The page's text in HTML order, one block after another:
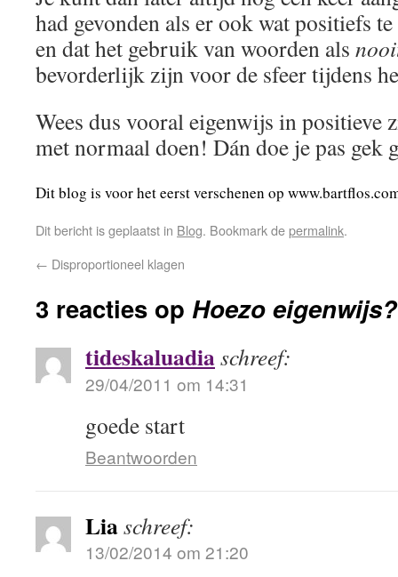
had gevonden als er ook wat positiefs
en dat het gebruik van woorden als
bevorderlijk zijn voor de sfeer tijdens
Wees dus vooral eigenwijs in positieve
met normaal doen! Dán doe je pas gek
Dit blog is voor het eerst verschenen op
Dit bericht is geplaatst in Blog. Bookmark depermalink.
← Disproportioneel klagen
3 reacties op Hoezo eigenwijs?
tideskaluadiaschreef:
29/04/2011 om 14:31
goede start
Beantwoorden
Liaschreef:
13/02/2014 om 21:20